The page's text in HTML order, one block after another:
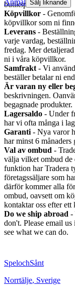
butiksprofil.
Köpvillkor -
köpvillkor som ni
Leverans -
varje vardag,
fredag. Mer
ni i våra köpvillkor.
Samfrakt - Vi
beställer betalar ni
Är varan ny eller
beskrivningen.
begagnade produkter.
Lagersaldo - Under
har vi ofta många i
Garanti - Nya varor
har minst 6 månaders
Val av ombud -
välja vilket ombud de
funktion har Tradera
företagssäljare som
därför kommer alla
ombud, oavsett om
kontaktar oss efter
Do we ship abroad -
don't. Please email
see what we can do.
Anmäl Sälj liknande
SpelochSånt
Norrtälje, Sverige